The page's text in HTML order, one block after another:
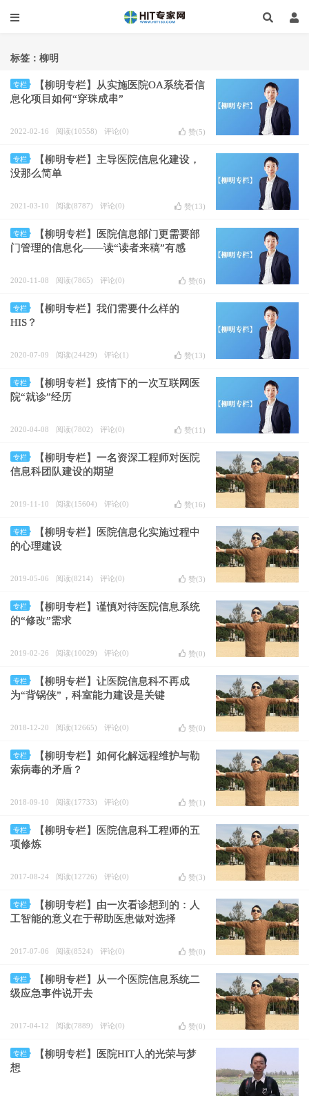
标签：柳明
专栏
【柳明专栏】从实施医院OA系统看信
息化项目如何“穿珠成串”
2022-02-16 阅读(10558) 评论(0) 赞(5)
专栏
【柳明专栏】主导医院信息化建设，
没那么简单
2021-03-10 阅读(8787) 评论(0) 赞(13)
专栏
【柳明专栏】医院信息部门更需要部
门管理的信息化——读“读者来稿”有感
2020-11-08 阅读(7865) 评论(0) 赞(6)
专栏
【柳明专栏】我们需要什么样的
HIS？
2020-07-09 阅读(24429) 评论(1) 赞(13)
专栏
【柳明专栏】疫情下的一次互联网医
院“就诊”经历
2020-04-08 阅读(7802) 评论(0) 赞(11 )
专栏
【柳明专栏】一名资深工程师对医院
信息科团队建设的期望
2019-11-10 阅读(15604) 评论(0) 赞(16)
专栏
【柳明专栏】医院信息化实施过程中
的心理建设
2019-05-06 阅读(8214) 评论(0) 赞(3)
专栏
【柳明专栏】谨慎对待医院信息系统
的“修改”需求
2019-02-26 阅读(10029) 评论(0) 赞(0)
专栏
【柳明专栏】让医院信息科不再成
为“背锅侠”，科室能力建设是关键
2018-12-20 阅读(12665) 评论(0) 赞(0)
专栏
【柳明专栏】如何化解远程维护与勒
索病毒的矛盾？
2018-09-10 阅读(17733) 评论(0) 赞(1 )
专栏
【柳明专栏】医院信息科工程师的五
项修炼
2017-08-24 阅读(12726) 评论(0) 赞(3)
专栏
【柳明专栏】由一次看诊想到的：人
工智能的意义在于帮助医患做对选择
2017-07-06 阅读(8524) 评论(0) 赞(0)
专栏
【柳明专栏】从一个医院信息系统二
级应急事件说开去
2017-04-12 阅读(7889) 评论(0) 赞(0)
专栏
【柳明专栏】医院HIT人的光荣与梦
想